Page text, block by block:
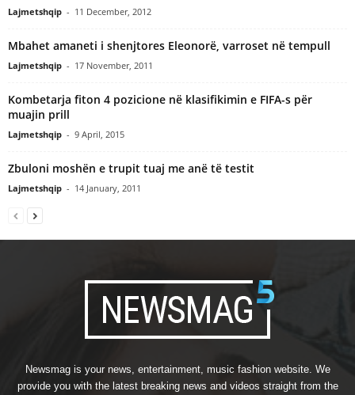
Lajmetshqip - 11 December, 2012
Mbahet amaneti i shenjtores Eleonorë, varroset në tempull
Lajmetshqip - 17 November, 2011
Kombetarja fiton 4 pozicione në klasifikimin e FIFA-s për
muajin prill
Lajmetshqip - 9 April, 2015
Zbuloni moshën e trupit tuaj me anë të testit
Lajmetshqip - 14 January, 2011
Newsmag is your news, entertainment, music fashion website. We
provide you with the latest breaking news and videos straight from the